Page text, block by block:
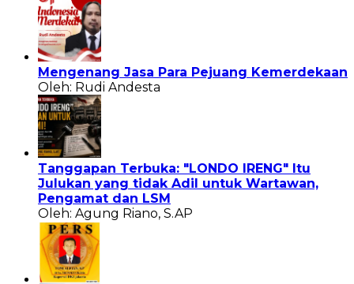
Mengenang Jasa Para Pejuang Kemerdekaan
Oleh: Rudi Andesta
Tanggapan Terbuka: "LONDO IRENG" Itu
Julukan yang tidak Adil untuk Wartawan,
Pengamat dan LSM
Oleh: Agung Riano, S.AP